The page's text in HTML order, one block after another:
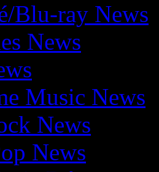
Blu-ray News
News
Music News
News
News